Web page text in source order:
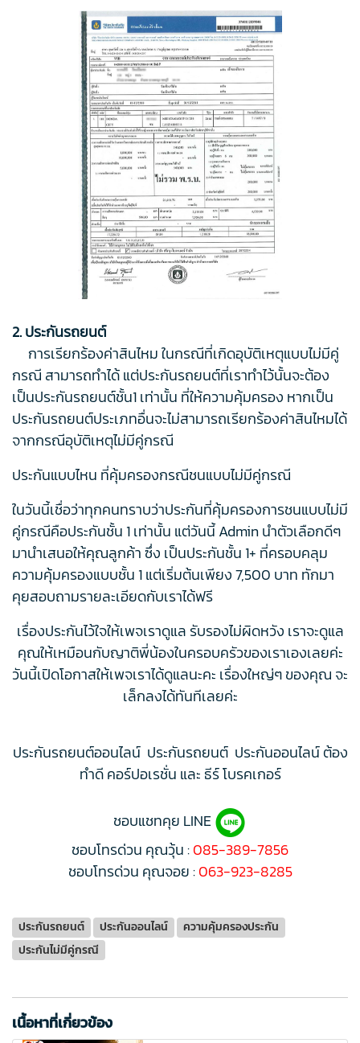
2. ประกันรถยนต์
การเรียกร้องค่าสินไหม ในกรณีที่เกิดอุบัติเหตุแบบไม่มีคู่
กรณี สามารถทำได้ แต่ประกันรถยนต์ที่เราทำไว้นั้นจะต้อง
เป็นประกันรถยนต์ชั้น1 เท่านั้น ที่ให้ความคุ้มครอง หากเป็น
ประกันรถยนต์ประเภทอื่นจะไม่สามารถเรียกร้องค่าสินไหมได้
จากกรณีอุบัติเหตุไม่มีคู่กรณี
ประกันแบบไหน ที่คุ้มครองกรณีชนแบบไม่มีคู่กรณี
ในวันนี้เชื่อว่าทุกคนทราบว่าประกันที่คุ้มครองการชนแบบไม่มี
คู่กรณีคือประกันชั้น 1 เท่านั้น แต่วันนี้ Admin นำตัวเลือกดีๆ
มานำเสนอให้คุณลูกค้า ซึ่ง เป็นประกันชั้น 1+ ที่ครอบคลุม
ความคุ้มครองแบบชั้น 1 แต่เริ่มต้นเพียง 7,500 บาท ทักมา
คุยสอบถามรายละเอียดกับเราได้ฟรี
เรื่องประกันไว้ใจให้เพจเราดูแล รับรองไม่ผิดหวัง เราจะดูแล
คุณให้เหมือนกับญาติพี่น้องในครอบครัวของเราเองเลยค่ะ
วันนี้เปิดโอกาสให้เพจเราได้ดูแลนะคะ เรื่องใหญ่ๆ ของคุณ จะ
เล็กลงได้ทันทีเลยค่ะ
ประกันรถยนต์ออนไลน์ ประกันรถยนต์ ประกันออนไลน์ ต้อง
ทำดี คอร์ปอเรชั่น และ ธีร์ โบรคเกอร์
ชอบแชทคุย LINE
ชอบโทรด่วน คุณวุ้น :085-389-7856
ชอบโทรด่วน คุณจอย :063-923-8285
ประกันรถยนต์ ประกันออนไลน์
ความคุ้มครองประกัน
ประกันไม่มีคู่กรณี
เนื้อหาที่เกี่ยวข้อง